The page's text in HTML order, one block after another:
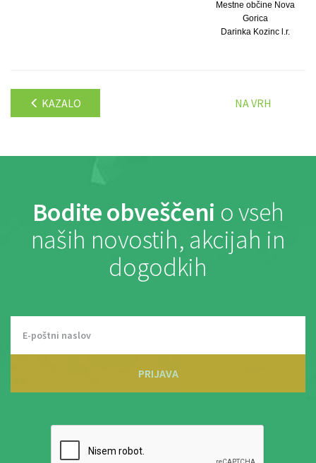
Mestne občine Nova
Gorica
Darinka Kozinc l.r.
KAZALO NA VRH
Bodite obveščeni o vseh
naših novostih, akcijah in
dogodkih
PRIJAVA